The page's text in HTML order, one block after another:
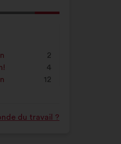
2
4
12
du travail ?